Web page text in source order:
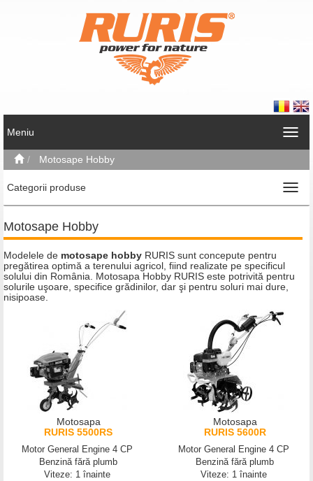
Meniu
Motosape Hobby
Categorii produse
Motosape Hobby
Modelele de motosape hobby RURIS sunt concepute pentru
pregătirea optimă a terenului agricol, fiind realizate pe specificul
solului din România. Motosapa Hobby RURIS este potrivită pentru
solurile uşoare, specifice grădinilor, dar şi pentru soluri mai dure,
nisipoase.
Motosapa
RURIS 5500RS
Motor General Engine 4 CP
Benzină fără plumb
Viteze: 1 înainte
Motosapa
RURIS 5600R
Motor General Engine 4 CP
Benzină fără plumb
Viteze: 1 înainte